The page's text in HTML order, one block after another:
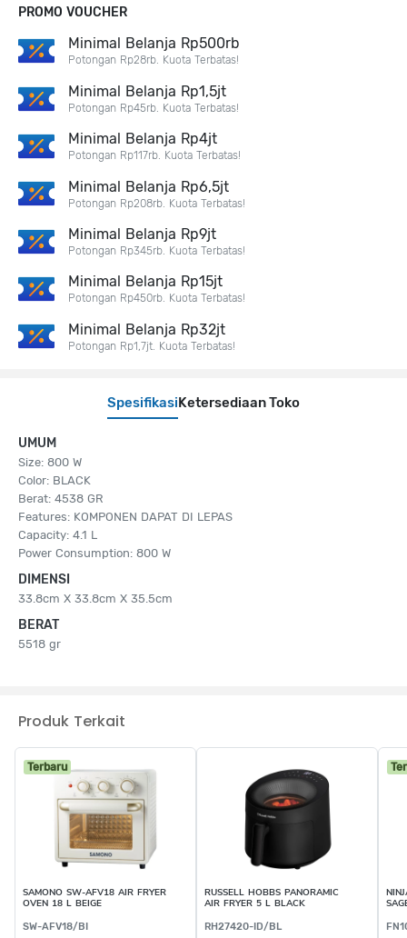
Spesifikasi Ketersediaan Toko
UMUM
Size: 800 W
Color: BLACK
Berat: 4538 GR
Features: KOMPONEN DAPAT DI LEPAS
Capacity: 4.1 L
Power Consumption: 800 W
DIMENSI
33.8cm X 33.8cm X 35.5cm
BERAT
5518 gr
PROMO VOUCHER
Minimal Belanja Rp500rb
Potongan Rp28rb. Kuota Terbatas!
Minimal Belanja Rp1,5jt
Potongan Rp45rb. Kuota Terbatas!
Minimal Belanja Rp4jt
Potongan Rp117rb. Kuota Terbatas!
Minimal Belanja Rp6,5jt
Potongan Rp208rb. Kuota Terbatas!
Minimal Belanja Rp9jt
Potongan Rp345rb. Kuota Terbatas!
Minimal Belanja Rp15jt
Potongan Rp450rb. Kuota Terbatas!
Minimal Belanja Rp32jt
Potongan Rp1,7jt. Kuota Terbatas!
Produk Terkait
Terbaru
SAMONO SW-AFV18 AIR FRYER
OVEN 18 L BEIGE
SW-AFV18/BI
RUSSELL HOBBS PANORAMIC
AIR FRYER 5 L BLACK
RH27420-ID/BL